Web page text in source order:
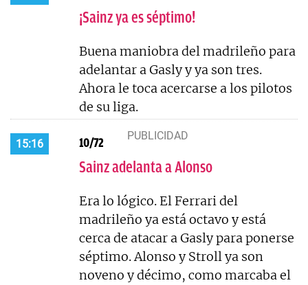
¡Sainz ya es séptimo!
Buena maniobra del madrileño para
adelantar a Gasly y ya son tres.
Ahora le toca acercarse a los pilotos
de su liga.
15:16 10/72
Sainz adelanta a Alonso
Era lo lógico. El Ferrari del
madrileño ya está octavo y está
cerca de atacar a Gasly para ponerse
séptimo. Alonso y Stroll ya son
noveno y décimo, como marcaba el